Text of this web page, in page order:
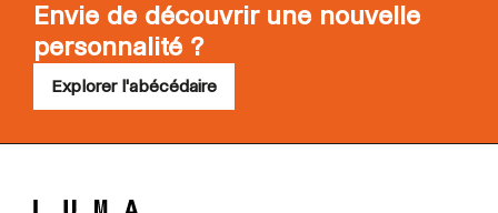
Envie de découvrir une nouvelle
personnalité ?
Explorer l'abécédaire